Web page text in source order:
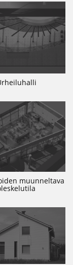
muunneltava